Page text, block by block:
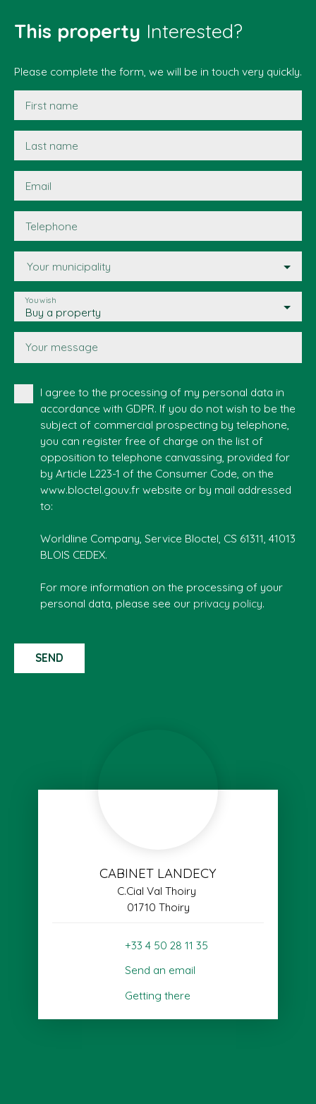
This property Interested?
Please complete the form, we will be in touch very quickly.
First name
Last name
Email
Telephone
Your municipality
Buy a property
You wish
Your message
I agree to the processing of my personal data in
accordance with GDPR. If you do not wish to be the
subject of commercial prospecting by telephone,
you can register free of charge on the list of
opposition to telephone canvassing, provided for
by Article L223-1 of the Consumer Code, on the
www.bloctel.gouv.fr website or by mail addressed
to:
Worldline Company, Service Bloctel, CS 61311, 41013
BLOIS CEDEX.
For more information on the processing of your
personal data, please see our privacy policy.
SEND
CABINET LANDECY
C.Cial Val Thoiry
01710 Thoiry
+33 4 50 28 11 35
Send an email
Getting there